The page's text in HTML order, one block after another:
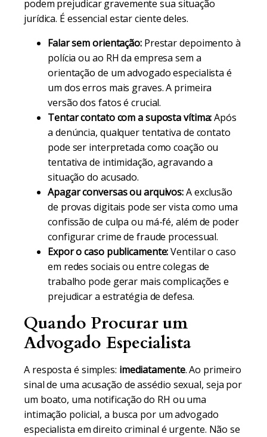
podem prejudicar gravemente sua situação
jurídica. É essencial estar ciente deles.
Falar sem orientação:Prestar depoimento à
polícia ou ao RH da empresa sem a
orientação de um advogado especialista é
um dos erros mais graves. A primeira
versão dos fatos é crucial.
Tentar contato com a suposta vítima:Após
a denúncia, qualquer tentativa de contato
pode ser interpretada como coação ou
tentativa de intimidação, agravando a
situação do acusado.
Apagar conversas ou arquivos:A exclusão
de provas digitais pode ser vista como uma
confissão de culpa ou má-fé, além de poder
configurar crime de fraude processual.
Expor o caso publicamente:Ventilar o caso
em redes sociais ou entre colegas de
trabalho pode gerar mais complicações e
prejudicar a estratégia de defesa.
Quando Procurar um
Advogado Especialista
A resposta é simples: imediatamente. Ao primeiro
sinal de uma acusação de assédio sexual, seja por
um boato, uma notificação do RH ou uma
intimação policial, a busca por um advogado
especialista em direito criminal é urgente. Não se